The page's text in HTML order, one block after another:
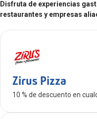
Disfruta de experiencias
restaurantes y empresas
Zirus Pizza
10 % de descuento en